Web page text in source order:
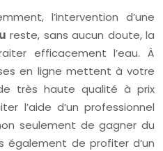
l’intervention d’une
reste, sans aucun doute, la
efficacement l’eau. À
en ligne mettent à votre
très haute qualité à prix
l’aide d’un professionnel
seulement de gagner du
également de profiter d’un